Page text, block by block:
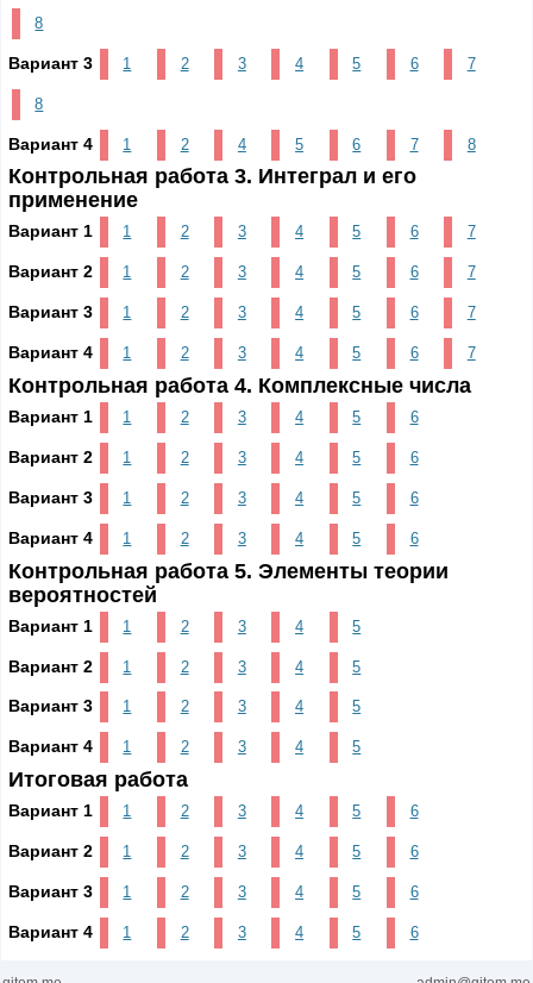
8
Вариант 3 1 2 3 4 5 6 7
8
Вариант 4 1 2 4 5 6 7 8
Контрольная работа 3. Интеграл и его
применение
Вариант 1 1 2 3 4 5 6 7
Вариант 2 1 2 3 4 5 6 7
Вариант 3 1 2 3 4 5 6 7
Вариант 4 1 2 3 4 5 6 7
Контрольная работа 4. Комплексные числа
Вариант 1 1 2 3 4 5 6
Вариант 2 1 2 3 4 5 6
Вариант 3 1 2 3 4 5 6
Вариант 4 1 2 3 4 5 6
Контрольная работа 5. Элементы теории
вероятностей
Вариант 1 1 2 3 4 5
Вариант 2 1 2 3 4 5
Вариант 3 1 2 3 4 5
Вариант 4 1 2 3 4 5
Итоговая работа
Вариант 1 1 2 3 4 5 6
Вариант 2 1 2 3 4 5 6
Вариант 3 1 2 3 4 5 6
Вариант 4 1 2 3 4 5 6